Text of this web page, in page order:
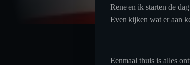
Rene en ik starten de
Even kijken wat er aan
Eenmaal thuis is alles